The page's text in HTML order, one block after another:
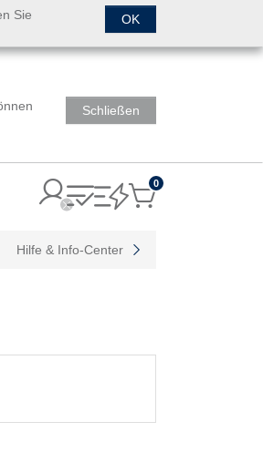
Sie
OK
Schließen
0Items
Hilfe & Info-Center